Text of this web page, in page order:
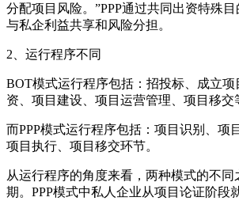
分配项目风险。”PPP通过共同出资特殊
与私企利益共享和风险分担。
2、运行程序不同
BOT模式运行程序包括：招投标、成立项
资、项目建设、项目运营管理、项目移交
而PPP模式运行程序包括：项目识别、项
项目执行、项目移交环节。
从运行程序的角度来看，两种模式的不同
期。PPP模式中私人企业从项目论证阶段